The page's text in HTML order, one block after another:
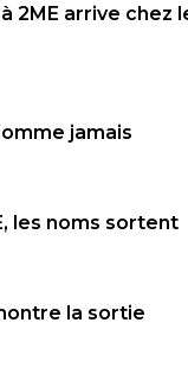
2ME arrive chez
jamais
les noms sortent
la sortie